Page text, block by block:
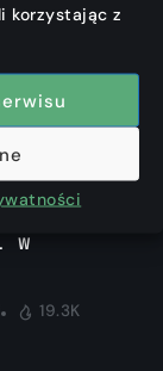
korzystając z
w
w
19.3K